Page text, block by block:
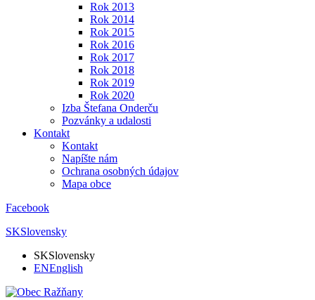
Rok 2013
Rok 2014
Rok 2015
Rok 2016
Rok 2017
Rok 2018
Rok 2019
Rok 2020
Izba Štefana Onderču
Pozvánky a udalosti
Kontakt
Kontakt
Napíšte nám
Ochrana osobných údajov
Mapa obce
Facebook
SKSlovensky
SKSlovensky
ENEnglish